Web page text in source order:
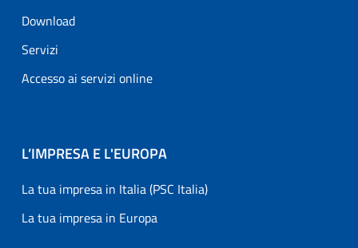
Download
Servizi
Accesso ai servizi online
L’IMPRESA E L'EUROPA
La tua impresa in Italia (PSC Italia)
La tua impresa in Europa